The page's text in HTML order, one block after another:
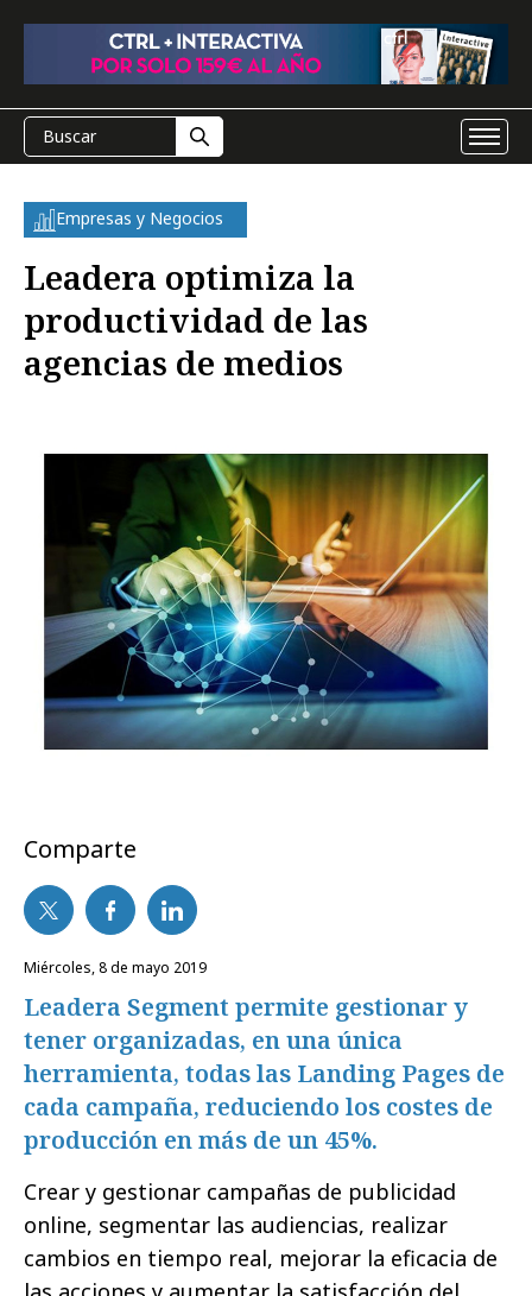
Empresas y Negocios
Leadera optimiza la
productividad de las
agencias de medios
Comparte
miércoles, 8 de mayo 2019
Leadera Segment permite gestionar y
tener organizadas, en una única
herramienta, todas las Landing Pages de
cada campaña, reduciendo los costes de
producción en más de un 45%.
Crear y gestionar campañas de publicidad
online, segmentar las audiencias, realizar
cambios en tiempo real, mejorar la eficacia de